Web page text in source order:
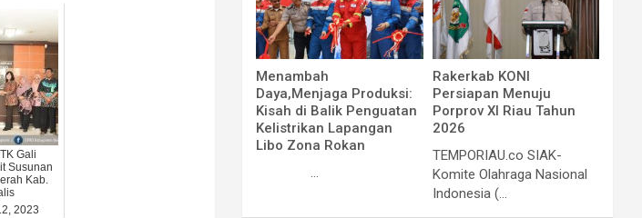
Gali
Susunan
Kab.
2023
Menambah
Daya,Menjaga Produksi:
Kisah di Balik Penguatan
Kelistrikan Lapangan
Libo Zona Rokan
...
Rakerkab KONI
Persiapan Menuju
Porprov XI Riau Tahun
2026
TEMPORIAU.co SIAK-
Komite Olahraga Nasional
Indonesia (...